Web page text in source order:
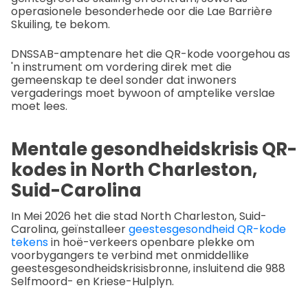
operasionele besonderhede oor die Lae Barrière
Skuiling, te bekom.
DNSSAB-amptenare het die QR-kode voorgehou as
'n instrument om vordering direk met die
gemeenskap te deel sonder dat inwoners
vergaderings moet bywoon of amptelike verslae
moet lees.
Mentale gesondheidskrisis QR-
kodes in North Charleston,
Suid-Carolina
In Mei 2026 het die stad North Charleston, Suid-
Carolina, geïnstalleergeestesgesondheid QR-kode
tekensin hoë-verkeers openbare plekke om
voorbygangers te verbind met onmiddellike
geestesgesondheidskrisisbronne, insluitend die 988
Selfmoord- en Kriese-Hulplyn.